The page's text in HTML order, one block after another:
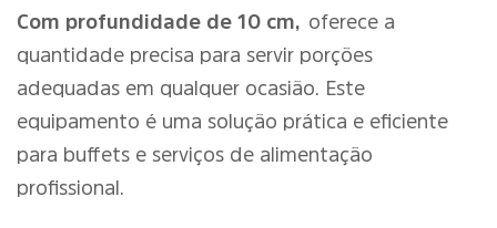
Com profundidade de 10 cm, oferece a
quantidade precisa para servir porções
adequadas em qualquer ocasião. Este
equipamento é uma solução prática e eficiente
para buffets e serviços de alimentação
profissional.